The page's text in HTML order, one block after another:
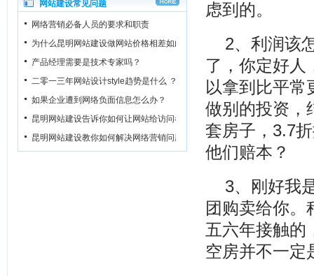
网站建设常见问题
网络营销必备人员的要求和职责
为什么昆明网站建设做网站价格相差如此之大？
产品经理需要是技术专家吗？
二零一三年网站设计style趋势是什么 ？
如果企业遭到网络负面信息怎么办？
昆明网站建设告诉你如何让网站给访问者一个良好的第一印象
昆明网站建设教你如何解决网络营销问题
虑到的。
2、利润该
了，你定好人
以拿到比平常
做别的投资，
套房子，3.7
他们赔本？
3、刚好我
团购卖给你。
五六年接触的
空房并不一定